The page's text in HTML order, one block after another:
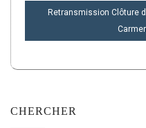
Retransmission Clôture
CHERCHER